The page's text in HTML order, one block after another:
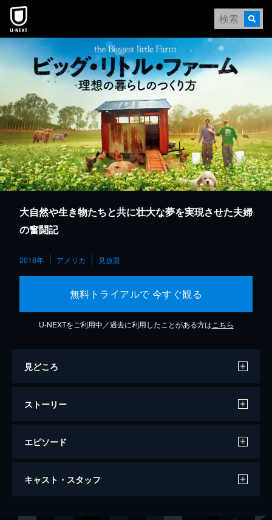
本文へスキップ
大自然や生き物たちと共に壮大な夢を実現させた夫婦
の奮闘記
2018年 アメリカ 見放題
無料トライアルで 今すぐ観る
U-NEXTをご利用中／過去に利用したことがある方は こちら
見どころ
ストーリー
エピソード
ビッグ・リトル・ファーム 理想の暮らし
キャスト・スタッフ